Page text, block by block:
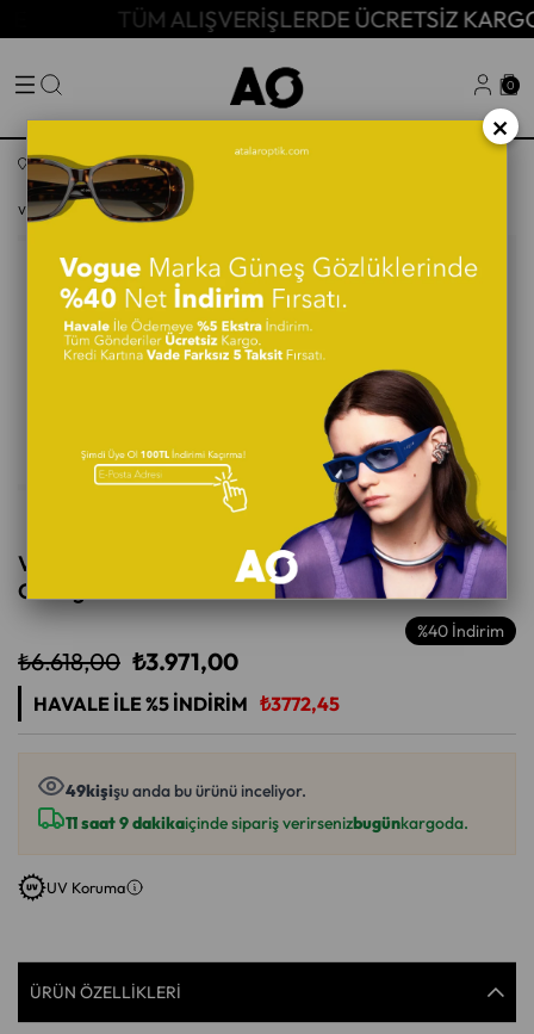
TÜM ALIŞVERİŞLERDE ÜCRETSİZ KARGO!
0
Anasayfa Kadın Güneş Gözlüğü
VOGUE 0VO5641SU W44/8G 53 Kadın Güneş Gözlüğü
VOGUE 0VO5641SU W44/8G 53 Kadın Güneş
Gözlüğü
₺6.618,00 ₺3.971,00
%40 İndirim
HAVALE ILE %5 İNDIRIM ₺3772,45
49kişişu anda bu ürünü inceliyor.
11 saat 9 dakikaiçinde sipariş verirsenizbugünkargoda.
UV Koruma
ÜRÜN ÖZELLIKLERI
×